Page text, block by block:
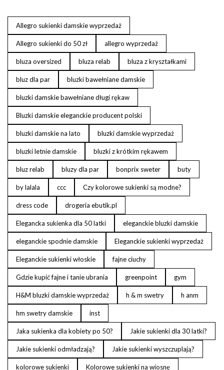
Allegro sukienki damskie wyprzedaż
Allegro sukienki do 50 zł allegro wyprzedaż
bluza oversized bluza relab bluza z kryształkami
bluz dla par bluzki bawełniane damskie
bluzki damskie bawełniane długi rękaw
Bluzki damskie eleganckie producent polski
bluzki damskie na lato bluzki damskie wyprzedaż
bluzki letnie damskie bluzki z krótkim rękawem
bluz relab bluzy dla par bonprix sweter buty
by lalala ccc Czy kolorowe sukienki są modne?
dress code drogeria ebutik.pl
Elegancka sukienka dla 50 latki eleganckie bluzki damskie
eleganckie spodnie damskie Eleganckie sukienki wyprzedaż
Eleganckie sukienki włoskie fajne ciuchy
Gdzie kupić fajne i tanie ubrania greenpoint gym
H&M bluzki damskie wyprzedaż h & m swetry h anm
hm swetry damskie inst
Jaka sukienka dla kobiety po 50? Jakie sukienki dla 30 latki?
Jakie sukienki odmładzają? Jakie sukienki wyszczuplają?
kolorowe sukienki Kolorowe sukienki na wiosnę